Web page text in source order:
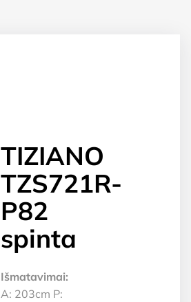
TIZIANO
TZS721R-
P82
spinta
Išmatavimai:
A: 203cm P: